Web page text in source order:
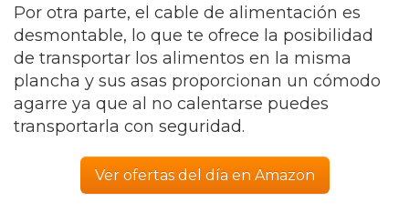
Por otra parte, el cable de alimentación es
desmontable, lo que te ofrece la posibilidad
de transportar los alimentos en la misma
plancha y sus asas proporcionan un cómodo
agarre ya que al no calentarse puedes
transportarla con seguridad.
Ver ofertas del día en Amazon